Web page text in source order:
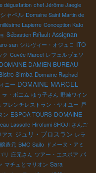
dégustation chef Jérôme Jaegle
ャペル Domaine Saint Martin de
Lapierre Conception Kato
Sébastien Riffault Assignan
san シルヴィー・オジュロ ITO
ク Cuvée Marcel レフェルヴェソ
DOMAINE DAMIEN BUREAU
Simba Domaine Raphael
ニー DOMAINE MARCEL
ラ・ボエム ゆう子さん 野崎ワイン
フレンチレストラン・ヤオユー 戸
ン ESPOA TOURS DOMAINE
Lassolle Hirofumi SHOJI さんご
アス ジュリ・ブロスラン レラ
造元 BMO Saito ドメーヌ・アミ
リ 庄元さん ツアー・エスポア パ
マチュとマリオン Sara